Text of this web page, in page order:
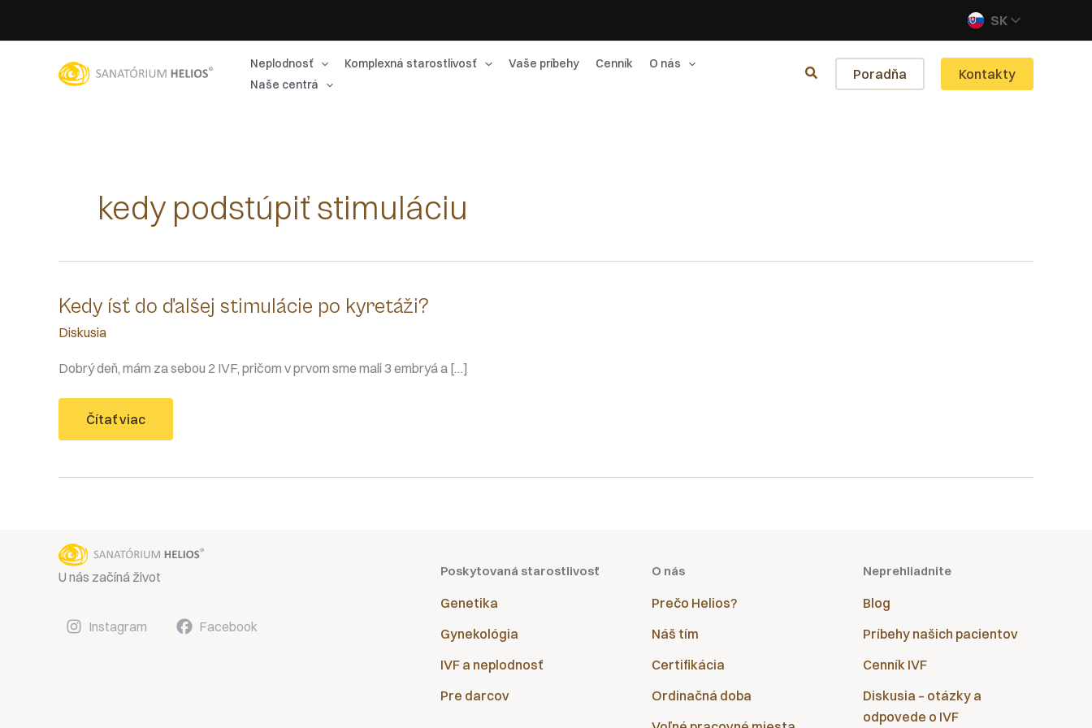
SK
Neplodnosť Komplexná starostlivosť Vaše príbehy Cenník
O nás
Naše centrá
Poradňa Kontakty
kedy podstúpiť stimuláciu
Kedy ísť do ďalšej stimulácie po kyretáži?
Diskusia
Dobrý deň, mám za sebou 2 IVF, pričom v prvom sme mali 3 embryá a […]
Kedy
do
Čítať viac
U nás začíná život
Instagram Facebook
Poskytovaná starostlivosť
Genetika
Gynekológia
IVF a neplodnosť
Pre darcov
O nás
Prečo Helios?
Náš tím
Certifikácia
Ordinačná doba
Neprehliadnite
Blog
Príbehy našich pacientov
Cenník IVF
Diskusia – otázky a
odpovede o IVF